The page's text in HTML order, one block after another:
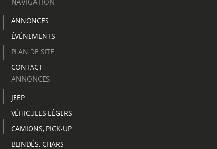
ANNONCES
ÉVÉNEMENTS
PLAN DE SITE
CONTACT
ANNONCES
JEEP
VÉHICULES LÉGERS
CAMIONS, PICK-UP
BLINDÉS, CHARS